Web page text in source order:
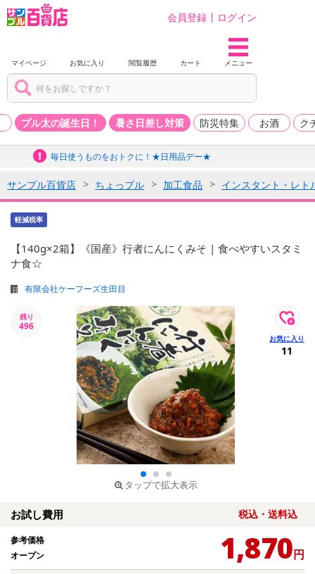
会員登録 ログイン
マイページ お気に入り 閲覧履歴 カート メニュー
プル太の誕生日！ 暑さ日差し対策 防災特集 お酒 ク
毎日使うものをおトクに！★日用品デー★
サンプル百貨店 ちょっプル 加工食品 インスタント・レト
軽減税率
【140g×2箱】《国産》行者にんにくみそ | 食べやすいスタミ
ナ食☆
有限会社ケーフーズ生田目
残り
496
タップで拡大表示
11
お試し費用 税込・送料込
参考価格
オープン
1,870円